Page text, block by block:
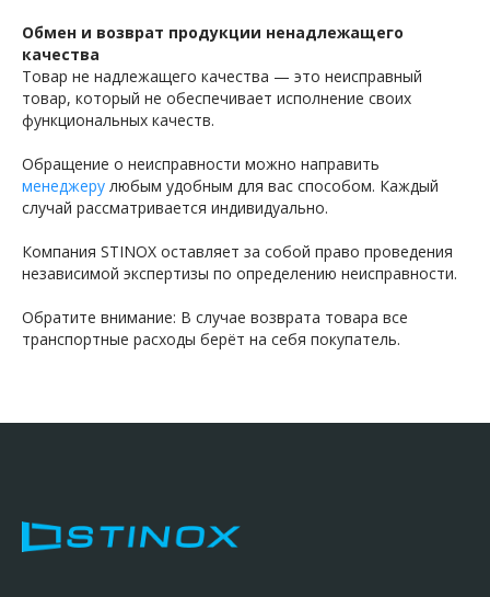
Обмен и возврат продукции ненадлежащего
качества
Товар не надлежащего качества — это неисправный
товар, который не обеспечивает исполнение своих
функциональных качеств.
Обращение о неисправности можно направить
менеджеру любым удобным для вас способом. Каждый
случай рассматривается индивидуально.
Компания STINOX оставляет за собой право проведения
независимой экспертизы по определению неисправности.
Обратите внимание: В случае возврата товара все
транспортные расходы берёт на себя покупатель.